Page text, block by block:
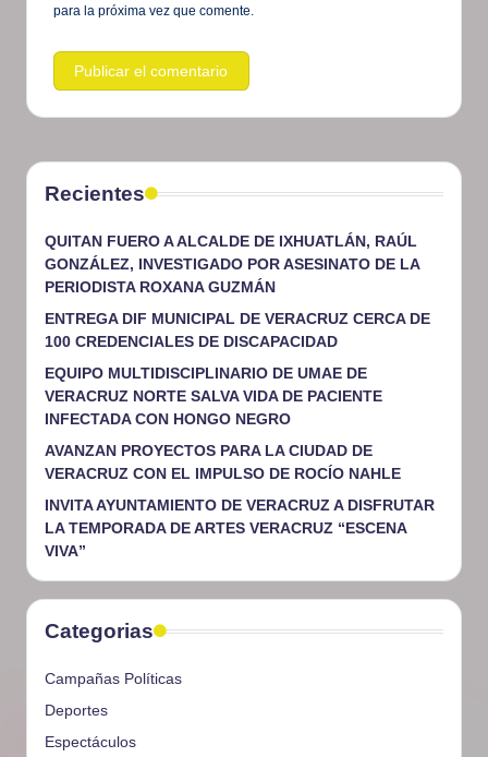
para la próxima vez que comente.
Recientes
QUITAN FUERO A ALCALDE DE IXHUATLÁN, RAÚL
GONZÁLEZ, INVESTIGADO POR ASESINATO DE LA
PERIODISTA ROXANA GUZMÁN
ENTREGA DIF MUNICIPAL DE VERACRUZ CERCA DE
100 CREDENCIALES DE DISCAPACIDAD
EQUIPO MULTIDISCIPLINARIO DE UMAE DE
VERACRUZ NORTE SALVA VIDA DE PACIENTE
INFECTADA CON HONGO NEGRO
AVANZAN PROYECTOS PARA LA CIUDAD DE
VERACRUZ CON EL IMPULSO DE ROCÍO NAHLE
INVITA AYUNTAMIENTO DE VERACRUZ A DISFRUTAR
LA TEMPORADA DE ARTES VERACRUZ “ESCENA
VIVA”
Categorias
Campañas Políticas
Deportes
Espectáculos